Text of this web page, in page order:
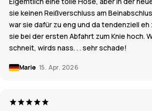
sie keinen Reißverschluss am
war sie dafür zu eng und da tendenziell
sie bei der ersten Abfahrt zum Knie hoch.
schneit, wirds nass. . . sehr schade!
Marie 15. Apr. 2026